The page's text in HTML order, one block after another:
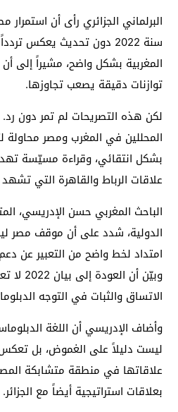
البرلماني الجزائري رأى أن
سنة 2022 دون تحديث يعكس
المغربية بشكل واضح، مشيراً إلى
توازنات دقيقة يصعب تجاوزها.
لكن هذه التصريحات لم تمر دون
المحللين في المغرب ومصر محاولة
بشكل انتقائي، وقراءة مسيّسة
علاقات الرباط والقاهرة التي
الباحث المغربي حسن الإدريسي،
الدولية، شدد على أن موقف مصر
امتداد لخط واضح من التعبير عن
وبيّن أن
الاتساق والثبات في التوجه
وأضاف الإدريسي أن اللغة
ليست دليلاً على الغموض، بل
علاقاتها في منطقة متشابكة
بعلاقات استراتيجية أيضاً مع الجزائر.